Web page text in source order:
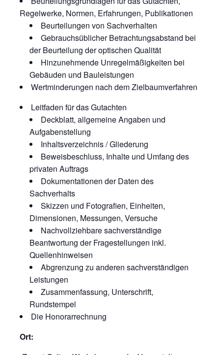
Regelwerke, Normen, Erfahrungen, Publikationen
Beurteilungen von Sachverhalten
Gebrauchsüblicher Betrachtungsabstand bei
der Beurteilung der optischen Qualität
Hinzunehmende Unregelmäßigkeiten bei
Gebäuden und Bauleistungen
Wertminderungen nach dem Zielbaumverfahren
Leitfaden für das Gutachten
Deckblatt, allgemeine Angaben und
Aufgabenstellung
Inhaltsverzeichnis / Gliederung
Beweisbeschluss, Inhalte und Umfang des
privaten Auftrags
Dokumentationen der Daten des
Sachverhalts
Skizzen und Fotografien, Einheiten,
Dimensionen, Messungen, Versuche
Nachvollziehbare sachverständige
Beantwortung der Fragestellungen inkl.
Quellenhinweisen
Abgrenzung zu anderen sachverständigen
Leistungen
Zusammenfassung, Unterschrift,
Rundstempel
Die Honorarrechnung
Ort: